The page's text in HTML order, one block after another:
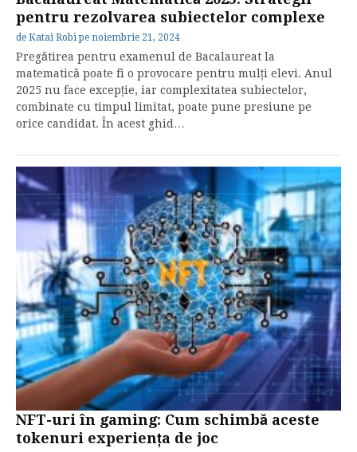
pentru rezolvarea subiectelor complexe
de Katai Robi pe noiembrie 21, 2024
Pregătirea pentru examenul de Bacalaureat la
matematică poate fi o provocare pentru mulți elevi. Anul
2025 nu face excepție, iar complexitatea subiectelor,
combinate cu timpul limitat, poate pune presiune pe
orice candidat. În acest ghid…
NFT-uri în gaming: Cum schimbă aceste
tokenuri experiența de joc